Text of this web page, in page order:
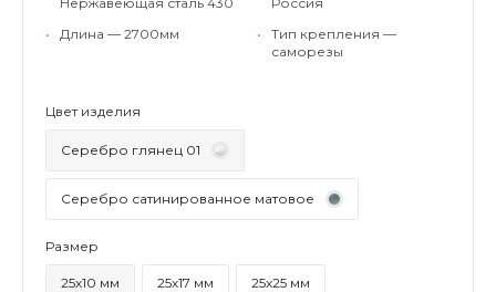
•
Длина — 2700мм
•
Тип крепления —
саморезы
Цвет изделия
Серебро глянец 01
Серебро сатинированное матовое
Размер
25х10 мм 25х17 мм 25х25 мм